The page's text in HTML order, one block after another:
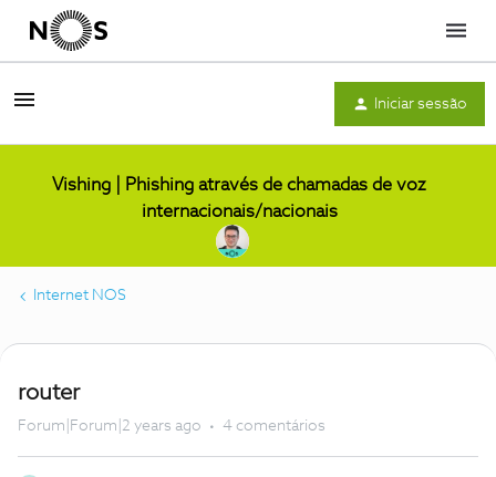
Menu
Iniciar sessão
Vishing | Phishing através de chamadas de voz
internacionais/nacionais
Internet NOS
router
Forum|Forum|2 years ago 4 comentários